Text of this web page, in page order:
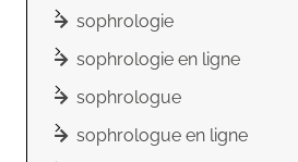
sophrologie
sophrologie en ligne
sophrologue
sophrologue en ligne